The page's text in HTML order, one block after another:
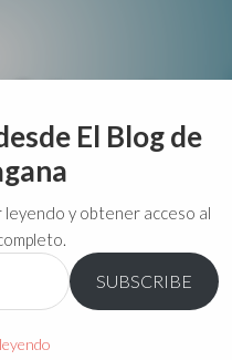
lo hago....
VivirGuadalajara
El Blog de
y obtener acceso al
SUBSCRIBE